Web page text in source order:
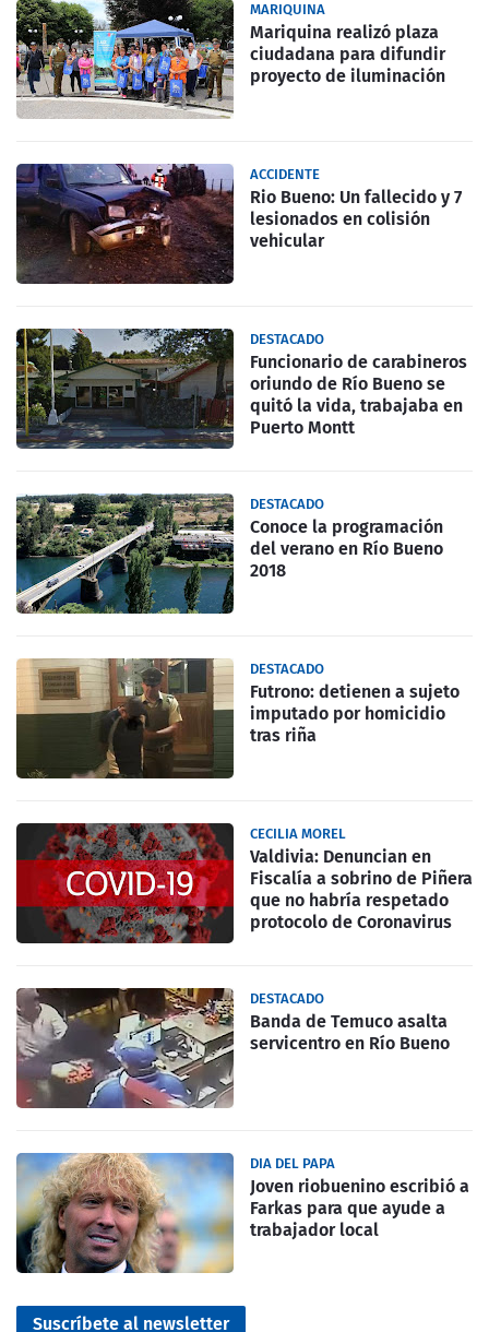
MARIQUINA
Mariquina realizó plaza
ciudadana para difundir
proyecto de iluminación
ACCIDENTE
Rio Bueno: Un fallecido y 7
lesionados en colisión
vehicular
DESTACADO
Funcionario de carabineros
oriundo de Río Bueno se
quitó la vida, trabajaba en
Puerto Montt
DESTACADO
Conoce la programación
del verano en Río Bueno
2018
DESTACADO
Futrono: detienen a sujeto
imputado por homicidio
tras riña
CECILIA MOREL
Valdivia: Denuncian en
Fiscalía a sobrino de Piñera
que no habría respetado
protocolo de Coronavirus
DESTACADO
Banda de Temuco asalta
servicentro en Río Bueno
DIA DEL PAPA
Joven riobuenino escribió a
Farkas para que ayude a
trabajador local
Suscríbete al newsletter